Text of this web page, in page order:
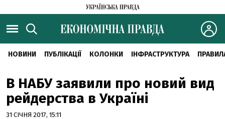
НОВИНИ ПУБЛІКАЦІЇ КОЛОНКИ ІНФРАСТРУКТУРА
В НАБУ заявили про новий вид
рейдерства в Україні
31 СІЧНЯ 2017, 15:11